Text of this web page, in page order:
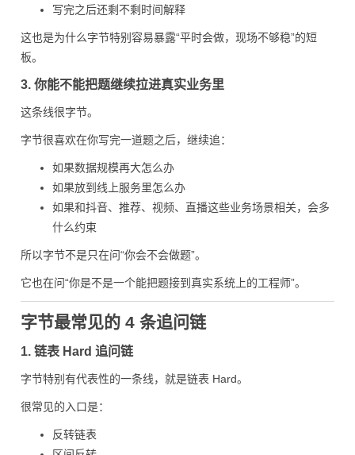
写完之后还剩不剩时间解释
这也是为什么字节特别容易暴露“平时会做，现场不够稳”的短
板。
3. 你能不能把题继续拉进真实业务里
这条线很字节。
字节很喜欢在你写完一道题之后，继续追：
如果数据规模再大怎么办
如果放到线上服务里怎么办
如果和抖音、推荐、视频、直播这些业务场景相关，会多
什么约束
所以字节不是只在问“你会不会做题”。
它也在问“你是不是一个能把题接到真实系统上的工程师”。
字节最常见的 4 条追问链
1. 链表 Hard 追问链
字节特别有代表性的一条线，就是链表 Hard。
很常见的入口是：
反转链表